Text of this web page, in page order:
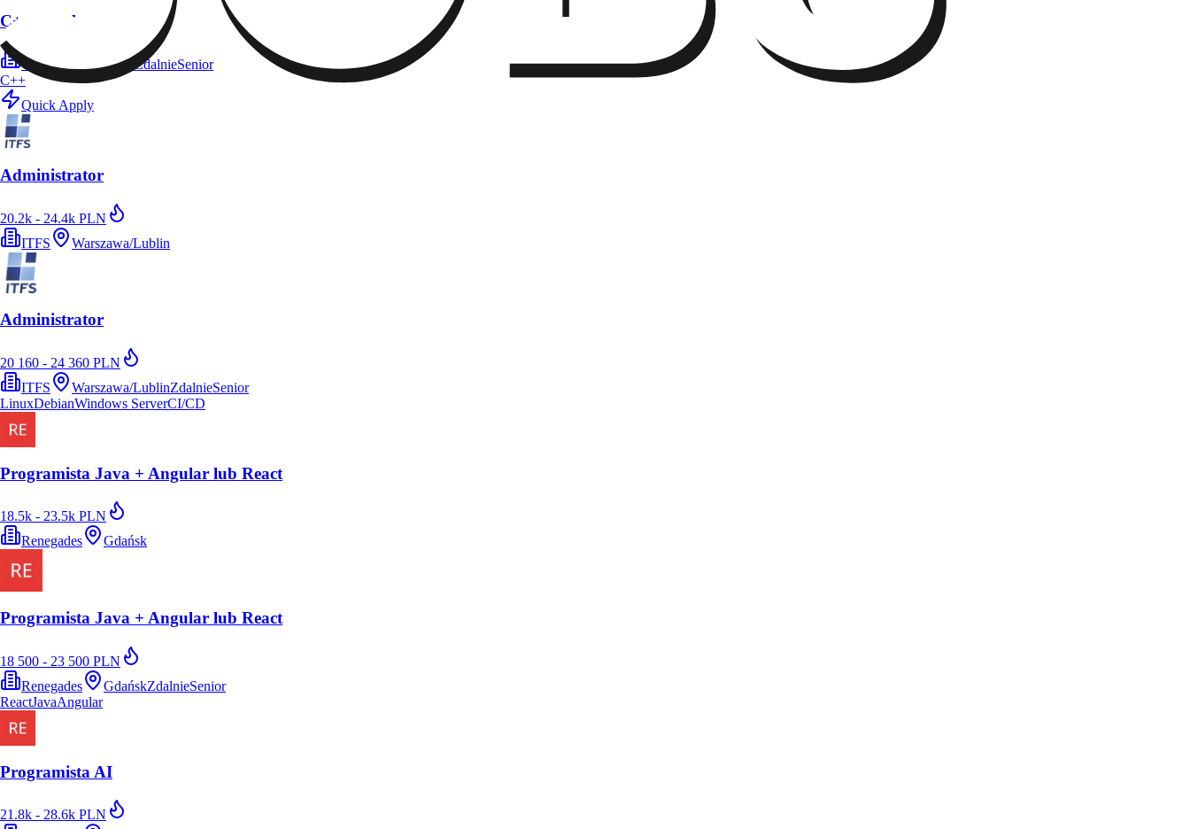
C++ Developer
Coforge Kraków ZdalnieSenior
C++
Quick Apply
Administrator
20.2k - 24.4k PLN
ITFS
Warszawa/Lublin
Administrator
20 160 - 24 360 PLN
ITFS
Warszawa/LublinZdalnieSenior
LinuxDebianWindows ServerCI/CD
Programista Java + Angular lub React
18.5k - 23.5k PLN
Renegades
Gdańsk
Programista Java + Angular lub React
18 500 - 23 500 PLN
Renegades
GdańskZdalnieSenior
ReactJavaAngular
Programista AI
21.8k - 28.6k PLN